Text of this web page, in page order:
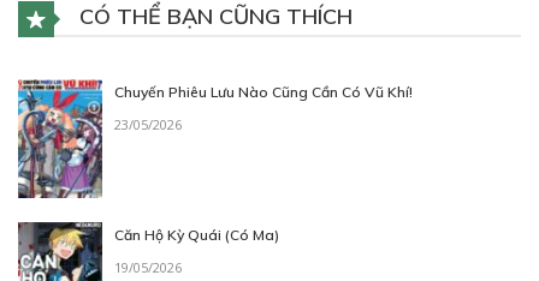
CÓ THỂ BẠN CŨNG THÍCH
Chuyến Phiêu Lưu Nào Cũng Cần Có Vũ Khí!
23/05/2026
Căn Hộ Kỳ Quái (Có Ma)
19/05/2026